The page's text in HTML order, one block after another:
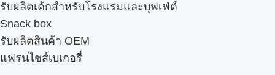
รับผลิตเค้กสำหรับโรงแรมและบุฟเฟ่ต์
Snack box
รับผลิตสินค้า OEM
แฟรนไชส์เบเกอรี่